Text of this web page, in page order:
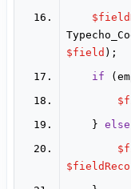
$field
if
    }
else